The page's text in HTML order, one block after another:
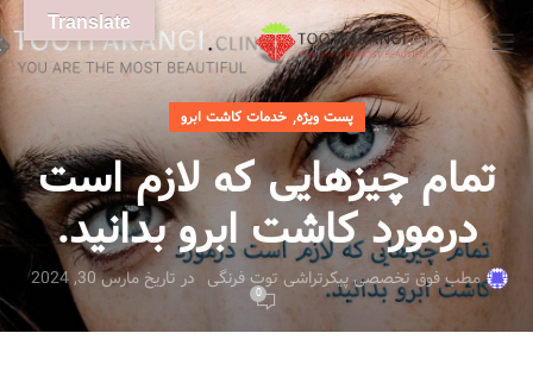
پست ویژه,خدمات کاشت ابرو
تمام چیزهایی که لازم است
درمورد کاشت ابرو بدانید.
مطب فوق تخصصی پیکرتراشی توت فرنگی در تاریخ مارس 30, 2024
0
Translate